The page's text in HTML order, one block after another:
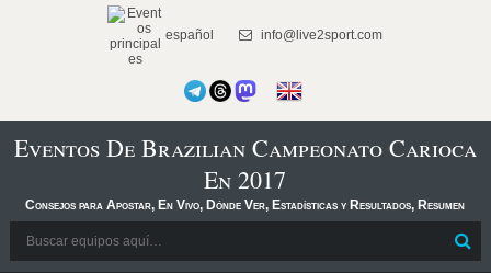
español info@live2sport.com
Eventos De Brazilian Campeonato Carioca
En 2017
Consejos para Apostar, En Vivo, Dónde Ver, Estadísticas y Resultados, Resumen